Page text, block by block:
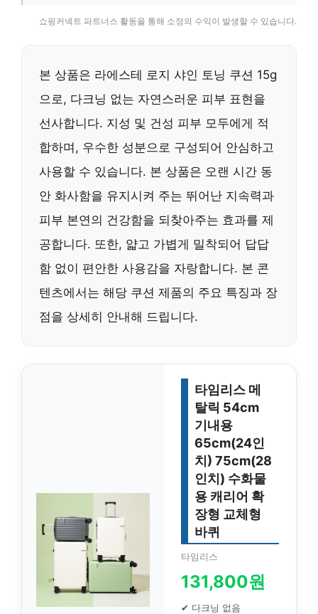
쇼핑커넥트 파트너스 활동을 통해 소정의 수익이 발생할 수 있습니다.
본 상품은 라에스테 로지 샤인 토닝 쿠션 15g
으로, 다크닝 없는 자연스러운 피부 표현을
선사합니다. 지성 및 건성 피부 모두에게 적
합하며, 우수한 성분으로 구성되어 안심하고
사용할 수 있습니다. 본 상품은 오랜 시간 동
안 화사함을 유지시켜 주는 뛰어난 지속력과
피부 본연의 건강함을 되찾아주는 효과를 제
공합니다. 또한, 얇고 가볍게 밀착되어 답답
함 없이 편안한 사용감을 자랑합니다. 본 콘
텐츠에서는 해당 쿠션 제품의 주요 특징과 장
점을 상세히 안내해 드립니다.
타임리스 메
탈릭 54cm
기내용
65cm(24인
치) 75cm(28
인치) 수화물
용 캐리어 확
장형 교체형
바퀴
타임리스
131,800원
✔ 다크닝 없음